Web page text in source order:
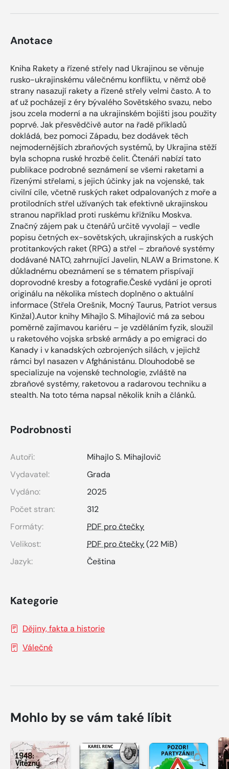
Anotace
Kniha Rakety a řízené střely nad Ukrajinou se věnuje
rusko-ukrajinskému válečnému konfliktu, v němž obě
strany nasazují rakety a řízené střely velmi často. A to
ať už pocházejí z éry bývalého Sovětského svazu, nebo
jsou zcela moderní a na ukrajinském bojišti jsou použity
poprvé. Jak přesvědčivě autor na řadě příkladů
dokládá, bez pomoci Západu, bez dodávek těch
nejmodernějších zbraňových systémů, by Ukrajina stěží
byla schopna ruské hrozbě čelit. Čtenáři nabízí tato
publikace podrobné seznámení se všemi raketami a
řízenými střelami, s jejich účinky jak na vojenské, tak
civilní cíle, včetně ruských raket odpalovaných z moře a
protilodních střel užívaných tak efektivně ukrajinskou
stranou například proti ruskému křižníku Moskva.
Značný zájem pak u čtenářů určitě vyvolají – vedle
popisu četných ex-sovětských, ukrajinských a ruských
protitankových raket (RPG) a střel – zbraňové systémy
dodávané NATO, zahrnující Javelin, NLAW a Brimstone. K
důkladnému obeznámení se s tématem přispívají
doprovodné kresby a fotografie.České vydání je oproti
originálu na několika místech doplněno o aktuální
informace (Střela Orešnik, Mocný Taurus, Patriot versus
Kinžal).Autor knihy Mihajlo S. Mihajlović má za sebou
poměrně zajímavou kariéru – je vzděláním fyzik, sloužil
u raketového vojska srbské armády a po emigraci do
Kanady i v kanadských ozbrojených silách, v jejichž
rámci byl nasazen v Afghánistánu. Dlouhodobě se
specializuje na vojenské technologie, zvláště na
zbraňové systémy, raketovou a radarovou techniku a
stealth. Na toto téma napsal několik knih a článků.
Podrobnosti
Autoři:
Mihajlo S. Mihajlovič
Vydavatel:
Grada
Vydáno:
2025
Počet stran:
312
Formáty:
PDF pro čtečky
Velikost:
PDF pro čtečky(22 MiB)
Jazyk:
Čeština
Kategorie
Dějiny, fakta a historie
Válečné
Mohlo by se vám také líbit